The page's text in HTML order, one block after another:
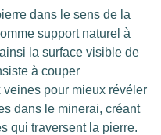
dans le sens de la
support naturel à
la surface visible de
à couper
pour mieux révéler
dans le minerai, créant
qui traversent la pierre.